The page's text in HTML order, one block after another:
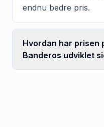
endnu bedre pris.
Hvordan har prisen
Banderos udviklet